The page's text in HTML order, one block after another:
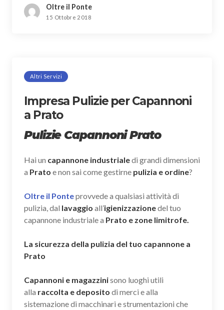
Oltre il Ponte
15 Ottobre 2018
Altri Servizi
Impresa Pulizie per Capannoni
a Prato
Pulizie Capannoni Prato
Hai un capannone industrialedi grandi dimensioni
a Prato e non sai come gestirne pulizia e ordine?
Oltre il Ponteprovvede a qualsiasi attività di
pulizia, dal lavaggio all’igienizzazionedel tuo
capannone industriale a Prato e zone limitrofe.
La sicurezza della pulizia del tuo capannone a
Prato
Capannoni e magazzinisono luoghi utili
alla raccolta e deposito di merci e alla
sistemazione di macchinari e strumentazioni che